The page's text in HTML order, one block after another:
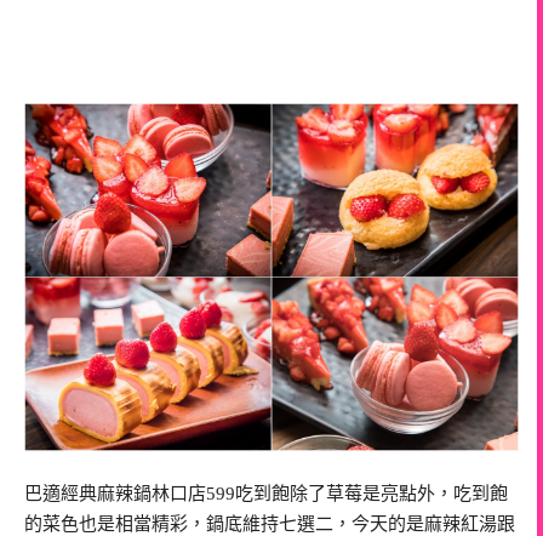
巴適經典麻辣鍋林口店599吃到飽除了草莓是亮點外，吃到飽
的菜色也是相當精彩，鍋底維持七選二，今天的是麻辣紅湯跟